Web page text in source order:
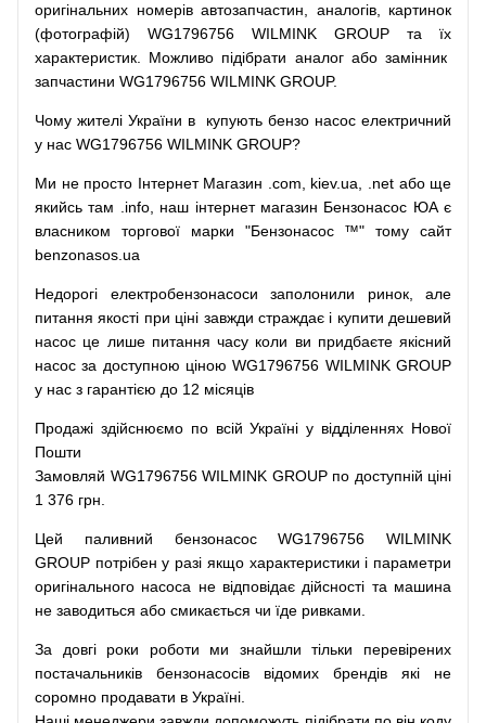
оригінальних номерів автозапчастин аналогів,
картинок
(фотографій) WG1796756 WILMINK GROUP та їх
характеристик. Можливо підібрати аналог або замінник
запчастини WG1796756 WILMINK GROUP.
Чому жителі України в купують бензо насос електричний
у нас WG1796756 WILMINK GROUP?
Ми не просто Інтернет Магазин .com kiev.ua .net або ще
якийсь там .info, наш інтернет магазин Бензонасос ЮА є
власником
торгової марки "Бензонасос ™" тому
сайт
benzonasos.ua
Недорогі електробензонасоси заполонили ринок,
але
питання якості при ціні завжди страждає і купити дешевий
насос це лише питання часу коли ви придбаєте якісний
насос за доступною ціною WG1796756 WILMINK GROUP
у нас з гарантією до 12 місяців
Продажі здійснюємо по всій Україні у відділеннях Нової
Пошти
Замовляй WG1796756 WILMINK GROUP по доступній ціні
1 376 грн.
Цей паливний бензонасосWG1796756 WILMINK
GROUP потрібен у разі якщо характеристики і параметри
оригінального насоса не відповідає дійсності та машина
не заводиться або смикається чи їде ривками
За довгі роки роботи ми знайшли тільки
перевірених
постачальників
бензонасосів відомих брендів які
не
соромно продавати в Україні.